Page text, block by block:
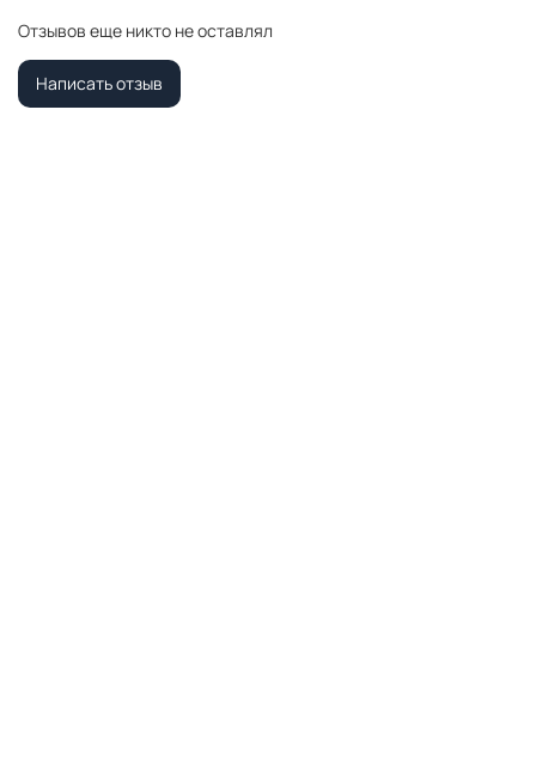
Отзывов еще никто не оставлял
Написать отзыв